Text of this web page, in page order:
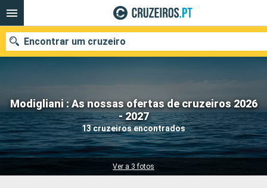
Modigliani : As nossas ofertas de cruzeiros 2026
- 2027
13 cruzeiros encontrados
Ver a 3 fotos
Encontrar um cruzeiro
Quando ir?
Data de partida